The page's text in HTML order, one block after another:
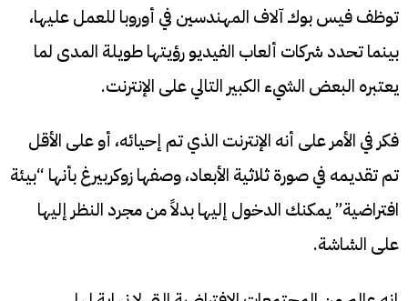
توظف فيس بوك آلاف المهندسين في أوروبا للعمل عليها،
بينما تحدد شركات ألعاب الفيديو رؤيتها طويلة المدى لما
يعتبره البعض الشيء الكبير التالي على الإنترنت.
فكر في الأمر على أنه الإنترنت الذي تم إحيائه، أو على الأقل
تم تقديمه في صورة ثلاثية الأبعاد، وصفها زوكربيرغ بأنها “بيئة
افتراضية” يمكنك الدخول إليها بدلاً من مجرد النظر إليها
على الشاشة.